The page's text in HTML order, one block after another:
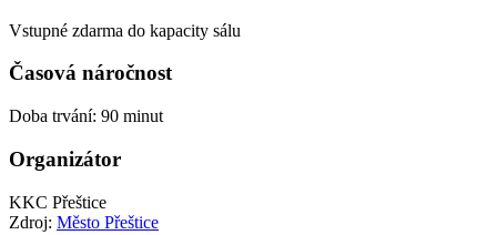
Vstupné zdarma do kapacity sálu
Časová náročnost
Doba trvání: 90 minut
Organizátor
KKC Přeštice
Zdroj: Město Přeštice